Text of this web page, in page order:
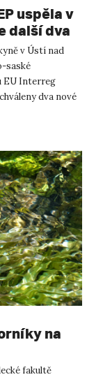
uspěla v
další dva
v Ústí nad
saské
EU Interreg
dva nové
na
fakultě